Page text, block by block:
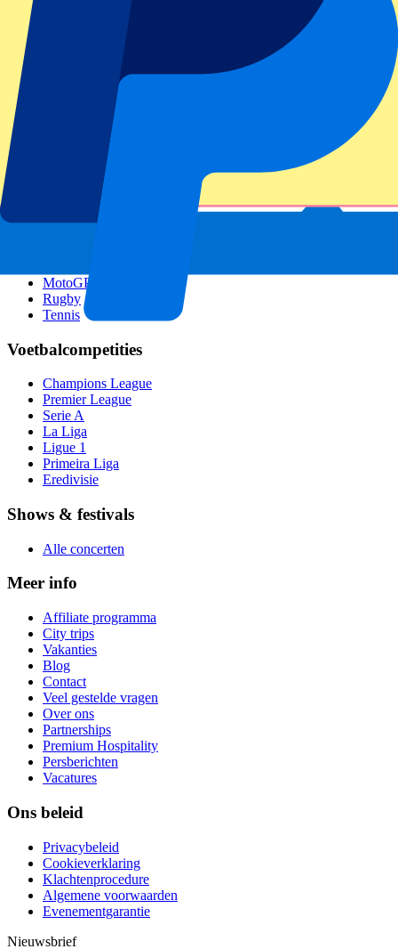
Populaire events
GP Nederland
GP Singapore
Six Nations
MotoGP
Rugby
Tennis
Voetbalcompetities
Champions League
Premier League
Serie A
La Liga
Ligue 1
Primeira Liga
Eredivisie
Shows & festivals
Alle concerten
Meer info
Affiliate programma
City trips
Vakanties
Blog
Contact
Veel gestelde vragen
Over ons
Partnerships
Premium Hospitality
Persberichten
Vacatures
Ons beleid
Privacybeleid
Cookieverklaring
Klachtenprocedure
Algemene voorwaarden
Evenementgarantie
Nieuwsbrief